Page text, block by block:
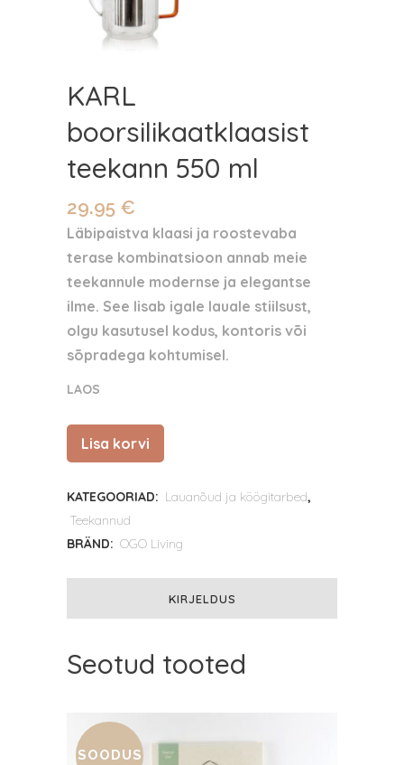
KARL
boorsilikaatklaasist
teekann 550 ml
29.95 €
Läbipaistva klaasi ja roostevaba
terase kombinatsioon annab meie
teekannule modernse ja elegantse
ilme. See lisab igale lauale stiilsust,
olgu kasutusel kodus, kontoris või
sõpradega kohtumisel.
LAOS
KARL
550
ml
Lisa korvi
KATEGOORIAD: Lauanõud ja köögitarbed,
Teekannud
BRÄND: OGO Living
KIRJELDUS
Seotud tooted
SOODUS